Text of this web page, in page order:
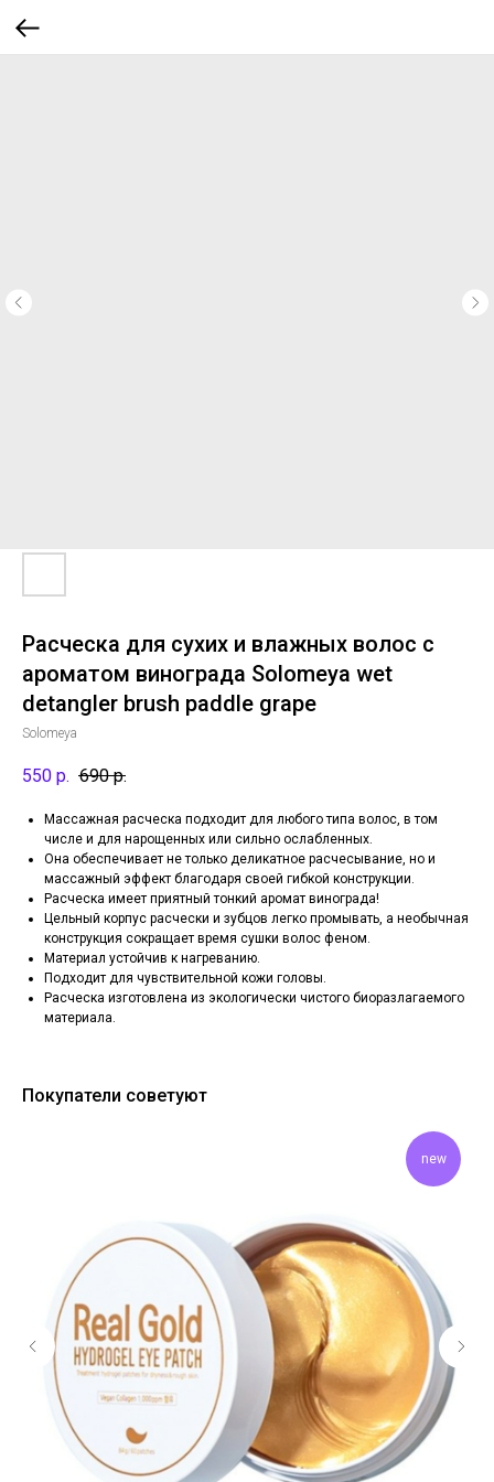
Расческа для сухих и влажных волос с
ароматом винограда Solomeya wet
detangler brush paddle grape
Solomeya
550 р. 690 р.
Массажная расческа подходит для любого типа волос, в том
числе и для нарощенных или сильно ослабленных.
Она обеспечивает не только деликатное расчесывание, но и
массажный эффект благодаря своей гибкой конструкции.
Расческа имеет приятный тонкий аромат винограда!
Цельный корпус расчески и зубцов легко промывать, а необычная
конструкция сокращает время сушки волос феном.
Материал устойчив к нагреванию.
Подходит для чувствительной кожи головы.
Расческа изготовлена из экологически чистого биоразлагаемого
материала.
Покупатели советуют
new